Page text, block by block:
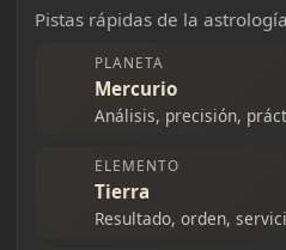
Pistas rápidas de la
PLANETA
Mercurio
Análisis, precisión,
ELEMENTO
Tierra
Resultado, orden,